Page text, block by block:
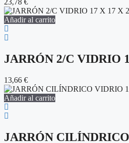
23,78 €
Añadir al carrito
JARRÓN 2/C VIDRIO
13,66 €
Añadir al carrito
JARRÓN